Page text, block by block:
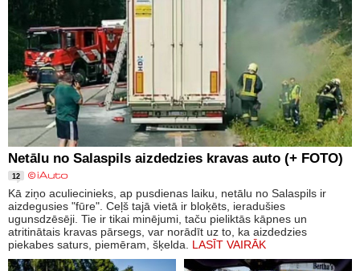
Netālu no Salaspils aizdedzies kravas auto (+ FOTO)
12
Kā ziņo aculiecinieks, ap pusdienas laiku, netālu no Salaspils ir
aizdegusies "fūre". Ceļš tajā vietā ir bloķēts, ieradušies
ugunsdzēsēji. Tie ir tikai minējumi, taču pieliktās kāpnes un
atritinātais kravas pārsegs, var norādīt uz to, ka aizdedzies
piekabes saturs, piemēram, šķelda. LASĪT VAIRĀK